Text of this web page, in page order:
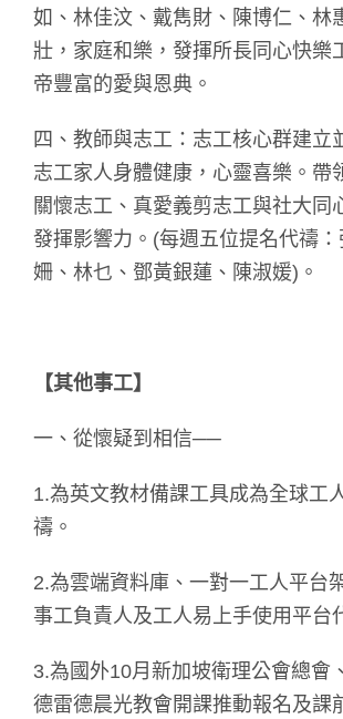
如、林佳汶、戴雋財、陳博仁、林
壯，家庭和樂，發揮所長同心快樂
帝豐富的愛與恩典。
四、教師與志工：志工核心群建立
志工家人身體健康，心靈喜樂。帶
關懷志工、真愛義剪志工與社大同
發揮影響力。(每週五位提名代禱
姍、林乜、鄧黃銀蓮、陳淑媛)。
【其他事工】
一、從懷疑到相信──
1.為英文教材備課工具成為全球工
禱。
2.為雲端資料庫、一對一工人平台
事工負責人及工人易上手使用平台
3.為國外10月新加坡衛理公會總會
德雷德晨光教會開課推動報名及課